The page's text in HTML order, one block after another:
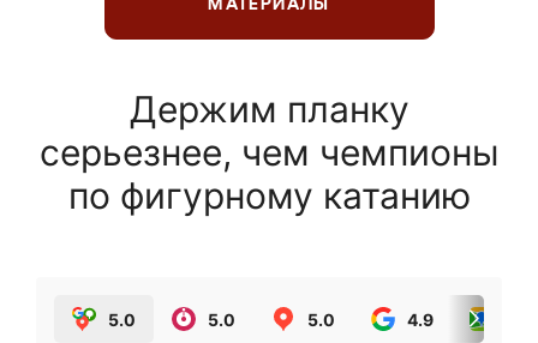
МАТЕРИАЛЫ
Держим планку
серьезнее, чем чемпионы
по фигурному катанию
5.0 5.0 5.0 4.9